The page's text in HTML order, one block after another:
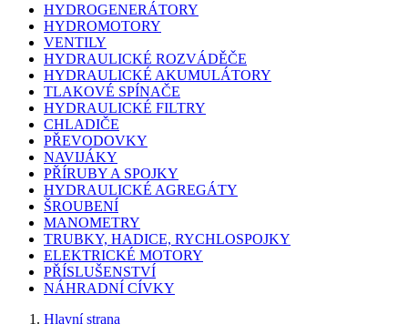
HYDROGENERÁTORY
HYDROMOTORY
VENTILY
HYDRAULICKÉ ROZVÁDĚČE
HYDRAULICKÉ AKUMULÁTORY
TLAKOVÉ SPÍNAČE
HYDRAULICKÉ FILTRY
CHLADIČE
PŘEVODOVKY
NAVIJÁKY
PŘÍRUBY A SPOJKY
HYDRAULICKÉ AGREGÁTY
ŠROUBENÍ
MANOMETRY
TRUBKY, HADICE, RYCHLOSPOJKY
ELEKTRICKÉ MOTORY
PŘÍSLUŠENSTVÍ
NÁHRADNÍ CÍVKY
Hlavní strana